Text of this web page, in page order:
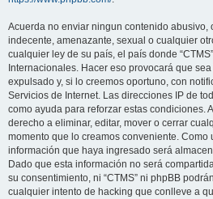
Acuerda no enviar ningun contenido abusivo,
indecente, amenazante, sexual o cualquier
cualquier ley de su país, el país donde
Internacionales. Hacer eso provocará que
expulsado y, si lo creemos oportuno, con
Servicios de Internet. Las direcciones IP de
como ayuda para reforzar estas condiciones.
derecho a eliminar, editar, mover o cerrar
momento que lo creamos conveniente.
información que haya ingresado será
Dado que esta información no será
su consentimiento, ni “CTMS” ni phpBB
cualquier intento de hacking que conlleve a